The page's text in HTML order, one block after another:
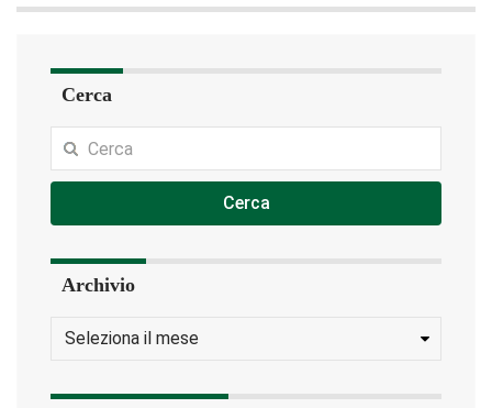
Cerca
Cerca
Archivio